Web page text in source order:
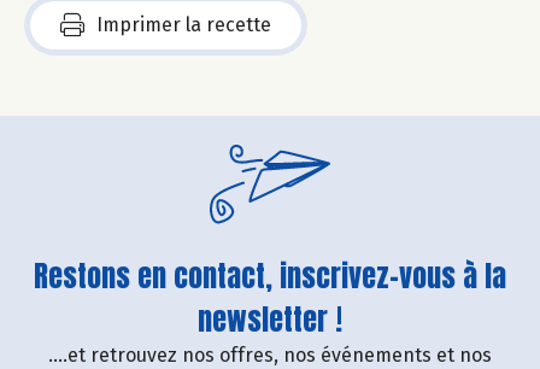
Imprimer la recette
Restons en contact, inscrivez-vous à la
newsletter !
....et retrouvez nos offres, nos événements et nos